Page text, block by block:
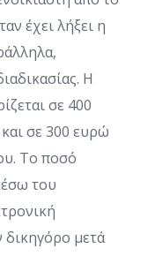
έχει λήξει η
Η
σε 400
σε 300 ευρώ
Το ποσό
του
δικηγόρο μετά